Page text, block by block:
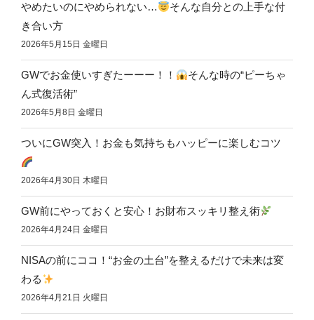
やめたいのにやめられない…
そんな自分との上手な付
き合い方
2026年5月15日 金曜日
GWでお金使いすぎたーーー！！
そんな時の“ピーちゃ
ん式復活術”
2026年5月8日 金曜日
ついにGW突入！お金も気持ちもハッピーに楽しむコツ
2026年4月30日 木曜日
GW前にやっておくと安心！お財布スッキリ整え術
2026年4月24日 金曜日
NISAの前にココ！“お金の土台”を整えるだけで未来は変
わる
2026年4月21日 火曜日